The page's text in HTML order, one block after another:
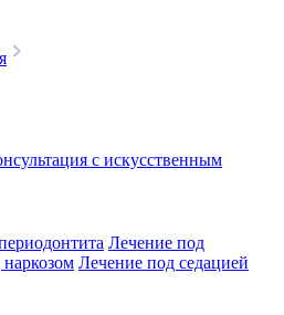
с искусственным
Лечение под
Лечение под седацией